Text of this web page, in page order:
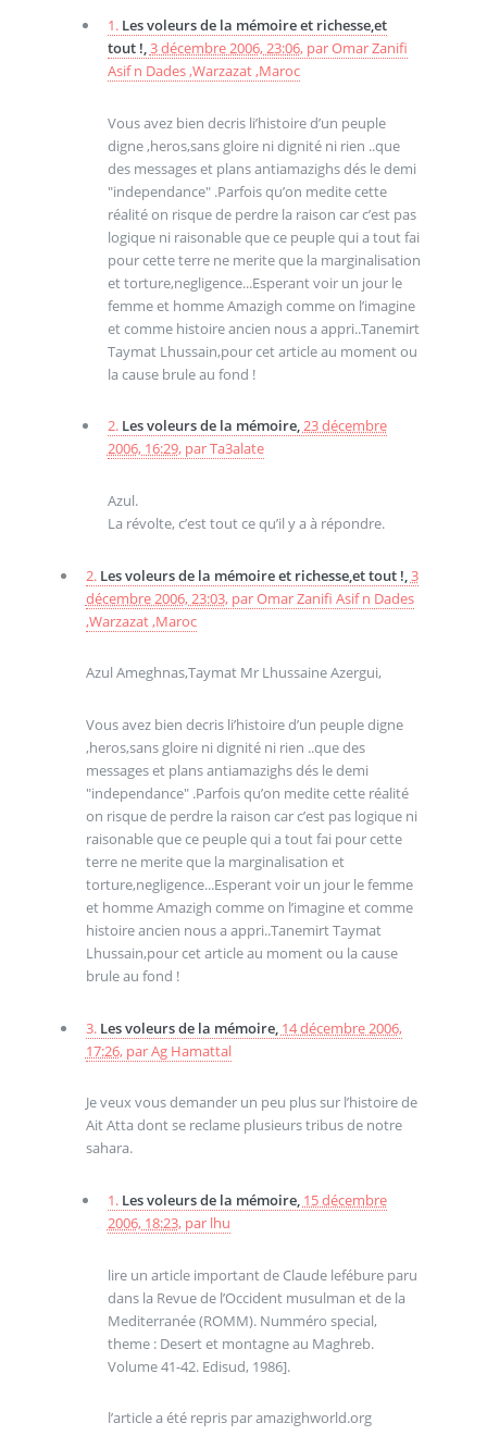
1. Les voleurs de la mémoire et richesse,et
tout !,3 décembre 2006, 23:06, parOmar Zanifi
Asif n Dades ,Warzazat ,Maroc
Vous avez bien decris li’histoire d’un peuple
digne ,heros,sans gloire ni dignité ni rien ..que
des messages et plans antiamazighs dés le demi
"independance" .Parfois qu’on medite cette
réalité on risque de perdre la raison car c’est pas
logique ni raisonable que ce peuple qui a tout fai
pour cette terre ne merite que la marginalisation
et torture,negligence...Esperant voir un jour le
femme et homme Amazigh comme on l’imagine
et comme histoire ancien nous a appri..Tanemirt
Taymat Lhussain,pour cet article au moment ou
la cause brule au fond !
2. Les voleurs de la mémoire,23 décembre
2006, 16:29, parTa3alate
Azul.
La révolte, c’est tout ce qu’il y a à répondre.
2. Les voleurs de la mémoire et richesse,et tout !,3
décembre 2006, 23:03, parOmar Zanifi Asif n Dades
,Warzazat ,Maroc
Azul Ameghnas,Taymat Mr Lhussaine Azergui,
Vous avez bien decris li’histoire d’un peuple digne
,heros,sans gloire ni dignité ni rien ..que des
messages et plans antiamazighs dés le demi
"independance" .Parfois qu’on medite cette réalité
on risque de perdre la raison car c’est pas logique ni
raisonable que ce peuple qui a tout fai pour cette
terre ne merite que la marginalisation et
torture,negligence...Esperant voir un jour le femme
et homme Amazigh comme on l’imagine et comme
histoire ancien nous a appri..Tanemirt Taymat
Lhussain,pour cet article au moment ou la cause
brule au fond !
3. Les voleurs de la mémoire, 14 décembre 2006,
17:26, parAg Hamattal
Je veux vous demander un peu plus sur l’histoire de
Ait Atta dont se reclame plusieurs tribus de notre
sahara.
1. Les voleurs de la mémoire, 15 décembre
2006, 18:23, par lhu
lire un article important de Claude lefébure paru
dans la Revue de l’Occident musulman et de la
Mediterranée (ROMM). Numméro special,
theme : Desert et montagne au Maghreb.
Volume 41-42. Edisud, 1986].
l’article a été repris par amazighworld.org